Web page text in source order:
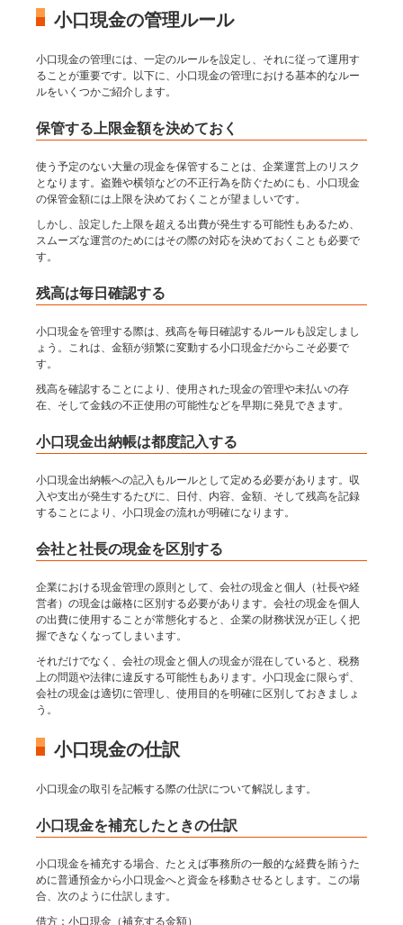
小口現金の管理ルール
小口現金の管理には、一定のルールを設定し、それに従って運用す
ることが重要です。以下に、小口現金の管理における基本的なルー
ルをいくつかご紹介します。
保管する上限金額を決めておく
使う予定のない大量の現金を保管することは、企業運営上のリスク
となります。盗難や横領などの不正行為を防ぐためにも、小口現金
の保管金額には上限を決めておくことが望ましいです。
しかし、設定した上限を超える出費が発生する可能性もあるため、
スムーズな運営のためにはその際の対応を決めておくことも必要で
す。
残高は毎日確認する
小口現金を管理する際は、残高を毎日確認するルールも設定しまし
ょう。これは、金額が頻繁に変動する小口現金だからこそ必要で
す。
残高を確認することにより、使用された現金の管理や未払いの存
在、そして金銭の不正使用の可能性などを早期に発見できます。
小口現金出納帳は都度記入する
小口現金出納帳への記入もルールとして定める必要があります。収
入や支出が発生するたびに、日付、内容、金額、そして残高を記録
することにより、小口現金の流れが明確になります。
会社と社長の現金を区別する
企業における現金管理の原則として、会社の現金と個人（社長や経
営者）の現金は厳格に区別する必要があります。会社の現金を個人
の出費に使用することが常態化すると、企業の財務状況が正しく把
握できなくなってしまいます。
それだけでなく、会社の現金と個人の現金が混在していると、税務
上の問題や法律に違反する可能性もあります。小口現金に限らず、
会社の現金は適切に管理し、使用目的を明確に区別しておきましょ
う。
小口現金の仕訳
小口現金の取引を記帳する際の仕訳について解説します。
小口現金を補充したときの仕訳
小口現金を補充する場合、たとえば事務所の一般的な経費を賄うた
めに普通預金から小口現金へと資金を移動させるとします。この場
合、次のように仕訳します。
借方：小口現金（補充する金額）